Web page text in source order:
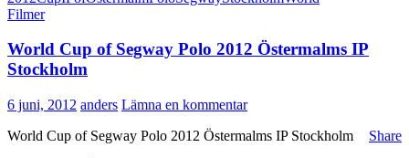
Filmer
World Cup of Segway Polo 2012 Östermalms IP
Stockholm
6 juni, 2012 anders Lämna en kommentar
Share
World Cup of Segway Polo 2012 Östermalms IP Stockholm